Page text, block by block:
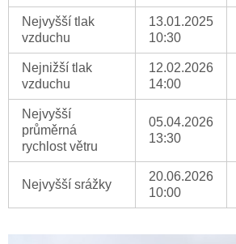
Nejvyšší tlak
vzduchu
13.01.2025
10:30
Nejnižší tlak
vzduchu
12.02.2026
14:00
Nejvyšší
průměrná
rychlost větru
05.04.2026
13:30
Nejvyšší srážky
20.06.2026
10:00